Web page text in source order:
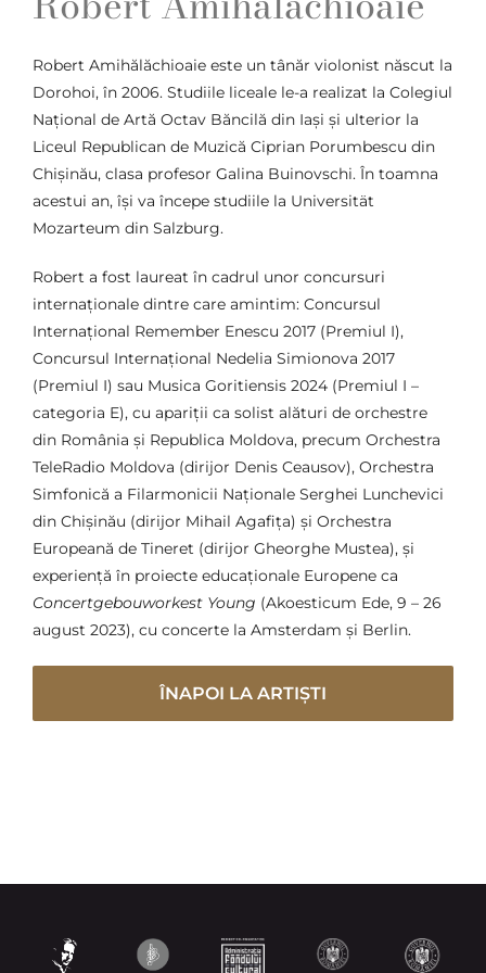
Robert Amihălăchioaie este un tânăr violonist născut la
Dorohoi, în 2006. Studiile liceale le-a realizat la Colegiul
Național de Artă Octav Băncilă din Iași și ulterior la
Liceul Republican de Muzică Ciprian Porumbescu din
Chișinău, clasa profesor Galina Buinovschi. În toamna
acestui an, își va începe studiile la Universität
Mozarteum din Salzburg.
Robert a fost laureat în cadrul unor concursuri
internaționale dintre care amintim: Concursul
Internațional Remember Enescu 2017 (Premiul I),
Concursul Internațional Nedelia Simionova 2017
(Premiul I) sau Musica Goritiensis 2024 (Premiul I –
categoria E), cu apariții ca solist alături de orchestre
din România și Republica Moldova, precum Orchestra
TeleRadio Moldova (dirijor Denis Ceausov), Orchestra
Simfonică a Filarmonicii Naționale Serghei Lunchevici
din Chișinău (dirijor Mihail Agafița) și Orchestra
Europeană de Tineret (dirijor Gheorghe Mustea), și
experiență în proiecte educaționale Europene ca
Concertgebouworkest Young (Akoesticum Ede, 9 – 26
august 2023), cu concerte la Amsterdam și Berlin.
ÎNAPOI LA ARTIȘTI